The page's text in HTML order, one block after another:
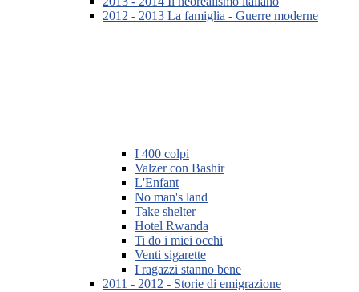
2012 - 2013 La famiglia - Guerre moderne
I 400 colpi
Valzer con Bashir
L'Enfant
No man's land
Take shelter
Hotel Rwanda
Ti do i miei occhi
Venti sigarette
I ragazzi stanno bene
2011 - 2012 - Storie di emigrazione